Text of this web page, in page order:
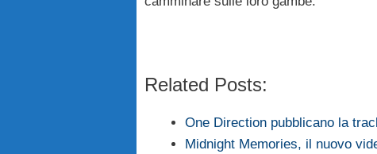
Related Posts:
One Direction pubblicano la
Midnight Memories, il nuovo